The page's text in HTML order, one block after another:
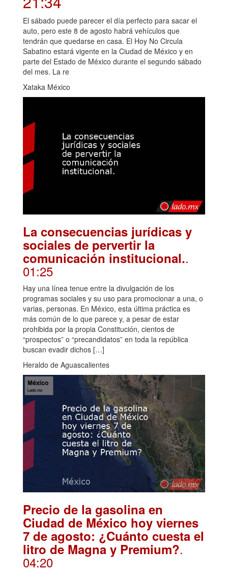
El sábado puede parecer el día perfecto para sacar el
auto, pero este 8 de agosto habrá vehículos que
tendrán que quedarse en casa. El Hoy No Circula
Sabatino estará vigente en la Ciudad de México y en
parte del Estado de México durante el segundo sábado
del mes. La re
Xataka México
La consecuencias jurídicas y
sociales de pervertir la
comunicación institucional..
01:25
Hay una línea tenue entre la divulgación de los
programas sociales y su uso para promocionar a una, o
varias, personas. En México, esta última práctica es
más común de lo que parece y, a pesar de estar
prohibida por la propia Constitución, cientos de
“prospectos” o “precandidatos” en toda la república
buscan evadir dichos […]
Heraldo de Aguascalientes
Precio de la gasolina en
Ciudad de México hoy viernes
7 de agosto: ¿Cuánto cuesta el
litro de Magna y Premium?.
04:20